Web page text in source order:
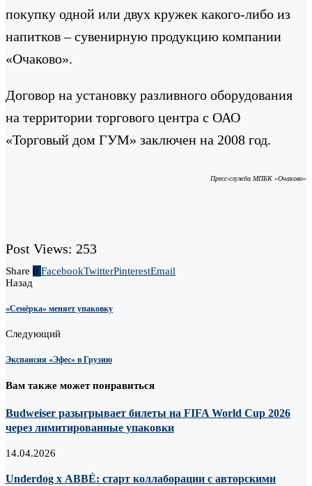
покупку одной или двух кружек какого-либо из
напитков – сувенирную продукцию компании
«Очаково».
Договор на установку разливного оборудования
на территории торгового центра с ОАО
«Торговый дом ГУМ» заключен на 2008 год.
Пресс-служба МПБК «Очаково»
Post Views: 253
Share 0 FacebookTwitterPinterestEmail
Назад
«Семёрка» меняет упаковку
Следующий
Экспансия «Эфес» в Грузию
Вам также может понравиться
Budweiser разыгрывает билеты на FIFA World Cup 2026
через лимитированные упаковки
14.04.2026
Underdog х ABBÉ: старт коллаборации с авторскими